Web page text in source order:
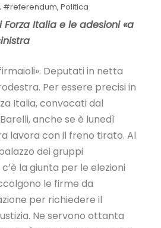
, #referendum,Politica
Italia e le adesioni «a
Deputati in netta
Per essere precisi in
Italia, convocati dal
anche se è lunedì
lavora con il freno tirato. Al
dei gruppi
la giunta per le elezioni
le firme da
per richiedere il
Ne servono ottanta